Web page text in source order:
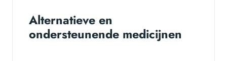
Alternatieve en
ondersteunende medicijnen